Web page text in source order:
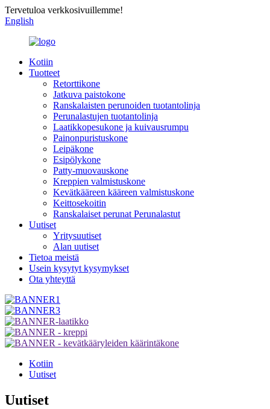
Tervetuloa verkkosivuillemme!
English
Kotiin
Tuotteet
Retorttikone
Jatkuva paistokone
Ranskalaisten perunoiden tuotantolinja
Perunalastujen tuotantolinja
Laatikkopesukone ja kuivausrumpu
Painonpuristuskone
Leipäkone
Esipölykone
Patty-muovauskone
Kreppien valmistuskone
Kevätkääreen kääreen valmistuskone
Keittosekoitin
Ranskalaiset perunat Perunalastut
Uutiset
Yritysuutiset
Alan uutiset
Tietoa meistä
Usein kysytyt kysymykset
Ota yhteyttä
Kotiin
Uutiset
Uutiset